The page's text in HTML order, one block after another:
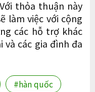
thỏa thuận này
làm việc với cộng
các hỗ trợ khác
và các gia đình đa
#hàn quốc